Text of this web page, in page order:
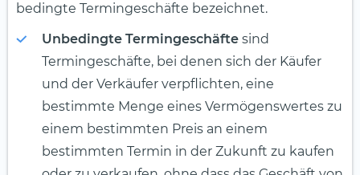
bedingte Termingeschäfte bezeichnet.
Unbedingte Termingeschäfte sind
Termingeschäfte, bei denen sich der Käufer
und der Verkäufer verpflichten, eine
bestimmte Menge eines Vermögenswertes zu
einem bestimmten Preis an einem
bestimmten Termin in der Zukunft zu kaufen